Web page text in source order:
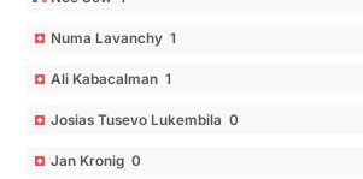
Numa Lavanchy 1
Ali Kabacalman 1
Josias Tusevo Lukembila 0
Jan Kronig 0